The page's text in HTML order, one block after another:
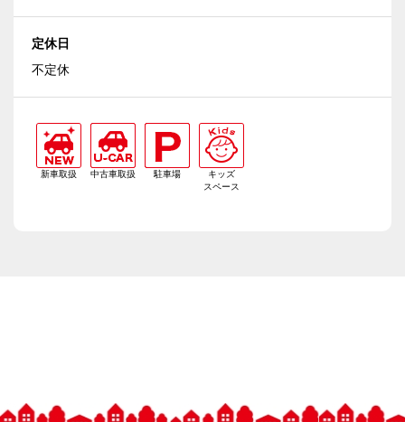
定休日
不定休
新車取扱 中古車取扱 駐車場
キッズ
スペース